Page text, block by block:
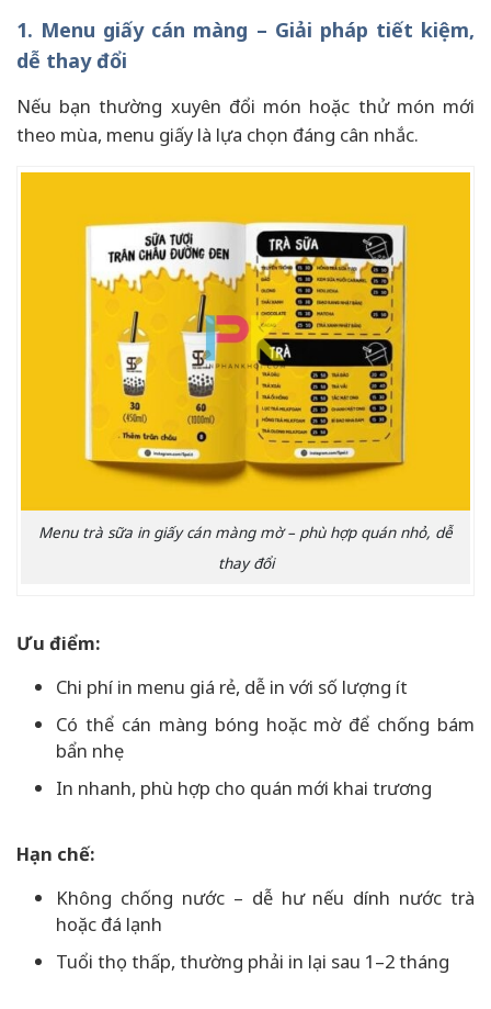
1. Menu giấy cán màng – Giải pháp tiết kiệm,
dễ thay đổi
Nếu bạn thường xuyên đổi món hoặc thử món mới
theo mùa, menu giấy là lựa chọn đáng cân nhắc.
Menu trà sữa in giấy cán màng mờ – phù hợp quán nhỏ, dễ
thay đổi
Ưu điểm:
Chi phí in menu giá rẻ, dễ in với số lượng ít
Có thể cán màng bóng hoặc mờ để chống bám
bẩn nhẹ
In nhanh, phù hợp cho quán mới khai trương
Hạn chế:
Không chống nước – dễ hư nếu dính nước trà
hoặc đá lạnh
Tuổi thọ thấp, thường phải in lại sau 1–2 tháng